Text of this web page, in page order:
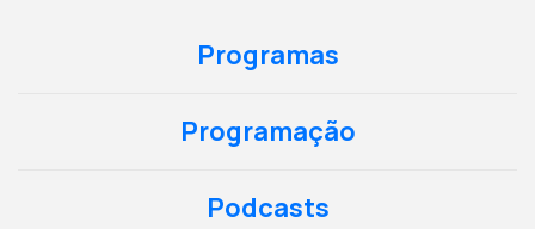
Programas
Programação
Podcasts